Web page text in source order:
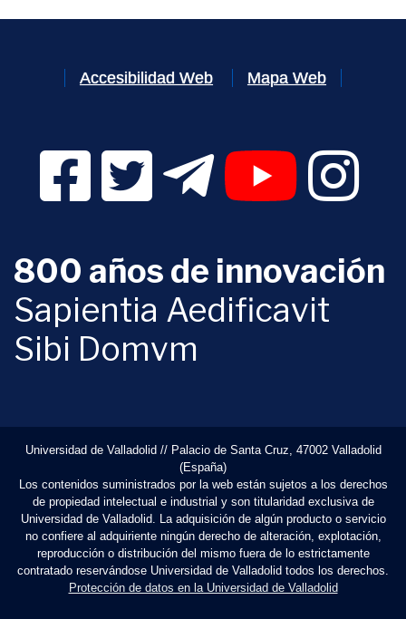
Accesibilidad Web Mapa Web
Facebook Digital UVa (se abrirá en una nueva
Twitter Digital UVa (se abrirá en una
Telegram Digital UVa (se
YouTube Digital
800 años de innovación
Sapientia Aedificavit
Sibi Domvm
Universidad de Valladolid // Palacio de Santa Cruz, 47002 Valladolid
(España)
Los contenidos suministrados por la web están sujetos a los derechos
de propiedad intelectual e industrial y son titularidad exclusiva de
Universidad de Valladolid. La adquisición de algún producto o servicio
no confiere al adquiriente ningún derecho de alteración, explotación,
reproducción o distribución del mismo fuera de lo estrictamente
contratado reservándose Universidad de Valladolid todos los derechos.
Protección de datos en la Universidad de Valladolid